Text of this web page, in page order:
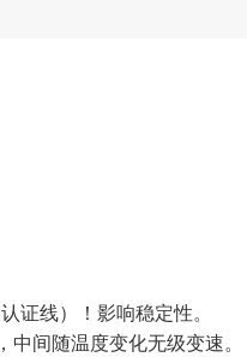
线）！影响稳定性。
间随温度变化无级变速。